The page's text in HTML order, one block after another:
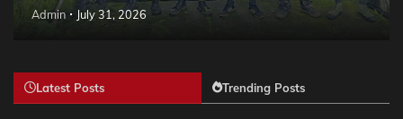
Admin July 31, 2026
Latest Posts Trending Posts